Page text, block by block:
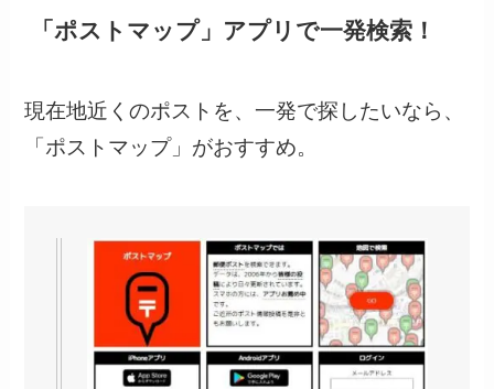
「ポストマップ」アプリで一発検索！
現在地近くのポストを、一発で探したいなら、
「ポストマップ」がおすすめ。